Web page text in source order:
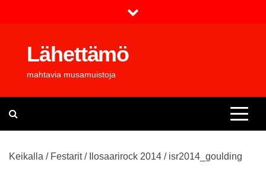
Lähettämö
mahtavia musamuistoja
Keikalla / Festarit/ Ilosaarirock 2014 / isr2014_goulding